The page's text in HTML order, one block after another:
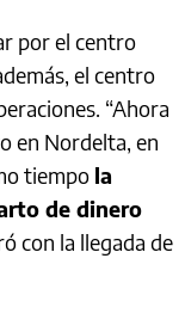
por el centro
el centro
“Ahora
en Nordelta, en
tiempo la
de dinero
con la llegada de